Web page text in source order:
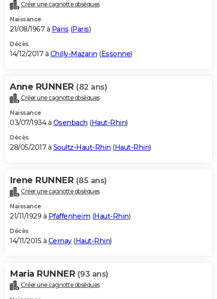
Créer une cagnotte obsèques
Naissance
21/08/1967 à Paris (Paris)
Décès
14/12/2017 à Chilly-Mazarin (Essonne)
Anne RUNNER (82 ans)
Créer une cagnotte obsèques
Naissance
03/07/1934 à Osenbach (Haut-Rhin)
Décès
28/05/2017 à Soultz-Haut-Rhin (Haut-Rhin)
Irene RUNNER (85 ans)
Créer une cagnotte obsèques
Naissance
21/11/1929 à Pfaffenheim (Haut-Rhin)
Décès
14/11/2015 à Cernay(Haut-Rhin)
Maria RUNNER (93 ans)
Créer une cagnotte obsèques